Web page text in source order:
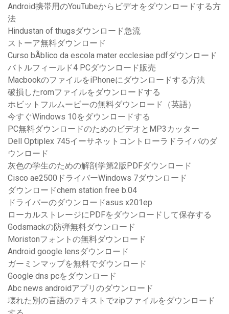
Android携帯用のYouTubeからビデオをダウンロードする方
法
Hindustan of thugsダウンロード急流
ストーア無料ダウンロード
Curso bÃ­blico da escola mater ecclesiae pdfダウンロード
バトルフィールド4 PCダウンロード販売
MacbookのファイルをiPhoneにダウンロードする方法
破損したromファイルをダウンロードする
ホビットフルムービーの無料ダウンロード（英語）
今すぐWindows 10をダウンロードする
PC無料ダウンロードのためのビデオとMP3カッター
Dell Optiplex 745イーサネットコントローラドライバのダ
ウンロード
灰色の学生のための解剖学第2版PDFダウンロード
Cisco ae2500ドライバーWindows 7ダウンロード
ダウンロードchem station free b.04
ドライバーのダウンロードasus x201ep
ローカルストレージにPDFをダウンロードして保存する
Godsmackの防弾無料ダウンロード
Moristonフォントの無料ダウンロード
Android google lensダウンロード
ガーミンマップを無料でダウンロード
Google dns pcをダウンロード
Abc news androidアプリのダウンロード
壊れた別の言語のテキストでzipファイルをダウンロード